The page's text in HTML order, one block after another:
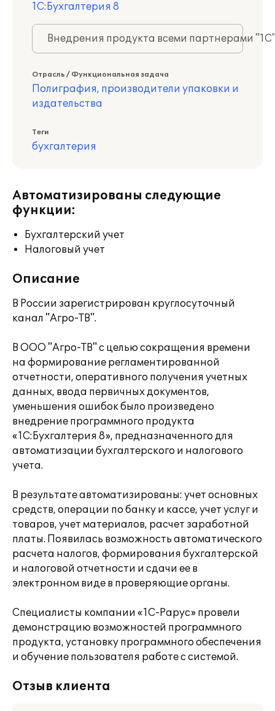
1С:Бухгалтерия 8
Внедрения продукта всеми партнерами
Отрасль / Функциональная задача
Полиграфия, производители упаковки и
издательства
Теги
бухгалтерия
Автоматизированы следующие
функции:
Бухгалтерский учет
Налоговый учет
Описание
В России зарегистрирован круглосуточный
канал "Агро-ТВ".
В ООО "Агро-ТВ" с целью сокращения времени
на формирование регламентированной
отчетности, оперативного получения учетных
данных, ввода первичных документов,
уменьшения ошибок было произведено
внедрение программного продукта
«1С:Бухгалтерия 8», предназначенного для
автоматизации бухгалтерского и налогового
учета.
В результате автоматизированы: учет основных
средств, операции по банку и кассе, учет услуг и
товаров, учет материалов, расчет заработной
платы. Появилась возможность автоматического
расчета налогов, формирования бухгалтерской
и налоговой отчетности и сдачи ее в
электронном виде в проверяющие органы.
Специалисты компании «1С-Рарус» провели
демонстрацию возможностей программного
продукта, установку программного обеспечения
и обучение пользователя работе с системой.
Отзыв клиента